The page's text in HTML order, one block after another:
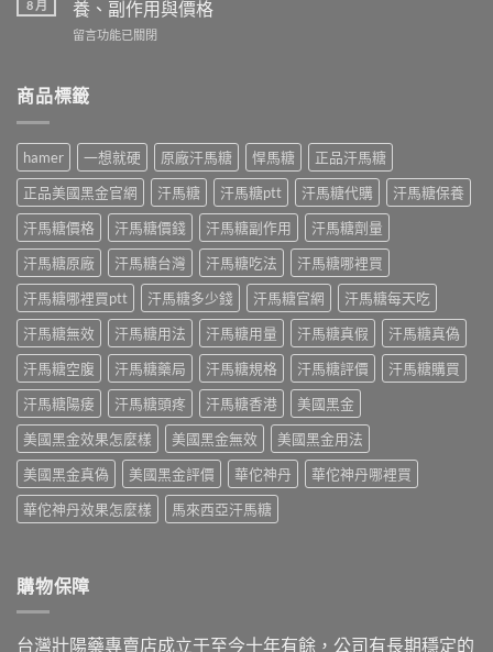
國
力
價：
買、
副
作
用、
真
假
一
次
搞
懂〉
中
藥
師
實
本
典
黑
金
版：
成
分、
用
法、
效
果
與
真
假
辨
別〉
中
硬
華
丹
｜
藥
師
實
際
使
用
三
個
月
心
得：
成
分、
吃
法、
副
作
用
與
真
別〉
中
8 月
養、副作用與價格
在
士
5mg
日
怎
麼
吃？
藥
師
親
身
經
驗
談
每
日
保
養、
副
作
用
與
價
留言功能已關閉
商品標籤
hamer 一想就硬 原廠汗馬糖 悍馬糖
正品汗馬糖
正品美國黑金官網
汗馬糖 汗馬糖ptt 汗馬糖代購
汗馬糖保養
汗馬糖價格
汗馬糖價錢 汗馬糖副作用
汗馬糖劑量
汗馬糖原廠
汗馬糖台灣 汗馬糖吃法
汗馬糖哪裡買
汗馬糖哪裡買ptt
汗馬糖多少錢 汗馬糖官網
汗馬糖每天吃
汗馬糖無效
汗馬糖用法 汗馬糖用量 汗馬糖真假
汗馬糖真偽
汗馬糖空腹
汗馬糖藥局 汗馬糖規格 汗馬糖評價
汗馬糖購買
汗馬糖陽痿
汗馬糖頭疼 汗馬糖香港
美國黑金
美國黑金效果怎麼樣
美國黑金無效
美國黑金用法
美國黑金真偽
美國黑金評價 華佗神丹
華佗神丹哪裡買
華佗神丹效果怎麼樣
馬來西亞汗馬糖
購物保障
台灣壯陽藥專賣店成立于至今十年有餘，公司有長期穩定的